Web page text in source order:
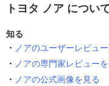
トヨタ ノア につい
知る
ノアのユーザーレビュ
ノアの専門家レビュー
ノアの公式画像を見る